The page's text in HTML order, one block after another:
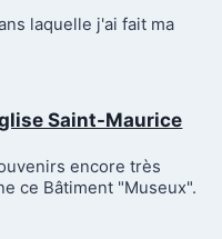
laquelle j'ai fait ma
Saint-Maurice
encore très
ce Bâtiment "Museux".